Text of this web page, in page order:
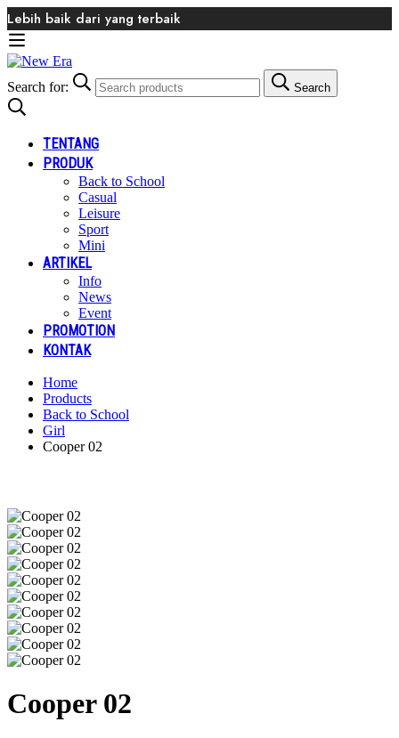
Lebih baik dari yang terbaik
Search for: Search
TENTANG
PRODUK
Back to School
Casual
Leisure
Sport
Mini
ARTIKEL
Info
News
Event
PROMOTION
KONTAK
Home
Products
Back to School
Girl
Cooper 02
Cooper 02